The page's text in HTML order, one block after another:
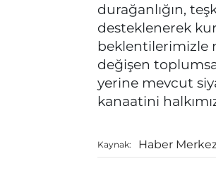
durağanlığın,
desteklenerek
beklentilerimizle
değişen
yerine mevcut
kanaatini
Kaynak: Haber